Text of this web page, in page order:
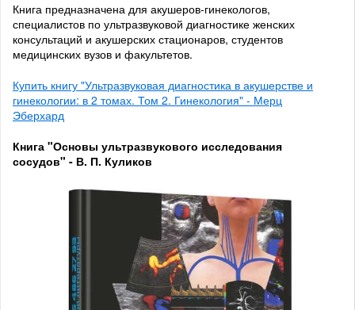
Книга предназначена для акушеров-гинекологов,
специалистов по ультразвуковой диагностике женских
консультаций и акушерских стационаров, студентов
медицинских вузов и факультетов.
Купить книгу "Ультразвуковая диагностика в акушерстве и
гинекологии: в 2 томах. Том 2. Гинекология" - Мерц
Эберхард
Книга "Основы ультразвукового исследования
сосудов" - В. П. Куликов